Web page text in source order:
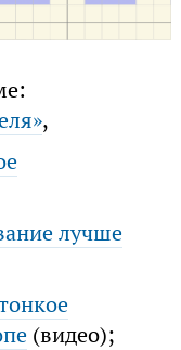
,
лучше
(видео);